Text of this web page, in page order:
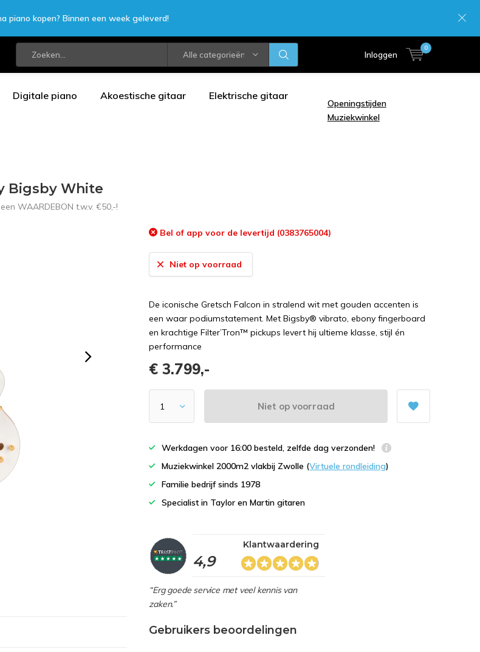
Alle categorieën Inloggen
0
piano kopen? Binnen een week geleverd!
Digitale piano Akoestische gitaar Elektrische gitaar
Openingstijden
Muziekwinkel
Bigsby White
WAARDEBON t.w.v. €50,-!
Bel of app voor de levertijd (0383765004)
Niet op voorraad
De iconische Gretsch Falcon in stralend wit met gouden accenten is
een waar podiumstatement. Met Bigsby® vibrato, ebony fingerboard
en krachtige Filter’Tron™ pickups levert hij ultieme klasse, stijl én
performance
€ 3.799,-
Niet op voorraad
Werkdagen voor 16:00 besteld, zelfde dag verzonden!
Muziekwinkel 2000m2 vlakbij Zwolle (Virtuele rondleiding)
Familie bedrijf sinds 1978
Specialist in Taylor en Martin gitaren
4,9
Klantwaardering
“Erg goede service met veel kennis van
zaken.”
Gebruikers beoordelingen